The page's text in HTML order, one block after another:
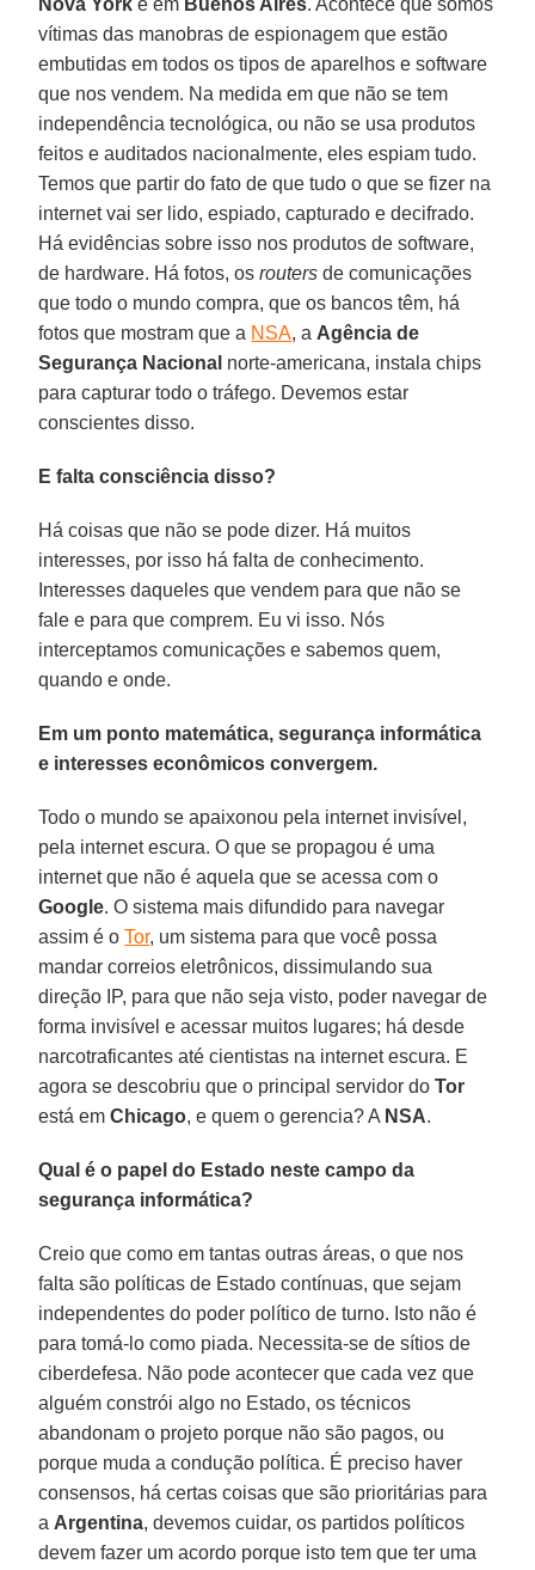
vítimas das manobras de espionagem que estão
embutidas em todos os tipos de aparelhos e software
que nos vendem. Na medida em que não se tem
independência tecnológica, ou não se usa produtos
feitos e auditados nacionalmente, eles espiam tudo.
Temos que partir do fato de que tudo o que se fizer na
internet vai ser lido, espiado, capturado e decifrado.
Há evidências sobre isso nos produtos de software,
de hardware. Há fotos, osrouters de comunicações
que todo o mundo compra, que os bancos têm, há
fotos que mostram que a NSA, a Agência de
Segurança Nacional norte-americana, instala chips
para capturar todo o tráfego. Devemos estar
conscientes disso.
E falta consciência disso?
Há coisas que não se pode dizer. Há muitos
interesses, por isso há falta de conhecimento.
Interesses daqueles que vendem para que não se
fale e para que comprem. Eu vi isso. Nós
interceptamos comunicações e sabemos quem,
quando e onde.
Em um ponto matemática, segurança informática
e interesses econômicos convergem.
Todo o mundo se apaixonou pela internet invisível,
pela internet escura. O que se propagou é uma
internet que não é aquela que se acessa com o
Google. O sistema mais difundido para navegar
assim é oTor, um sistema para que você possa
mandar correios eletrônicos, dissimulando sua
direção IP, para que não seja visto, poder navegar de
forma invisível e acessar muitos lugares; há desde
narcotraficantes até cientistas na internet escura. E
agora se descobriu que o principal servidor doTor
está emChicago, e quem o gerencia? A NSA.
Qual é o papel do Estado neste campo da
segurança informática?
Creio que como em tantas outras áreas, o que nos
falta são políticas de Estado contínuas, que sejam
independentes do poder político de turno. Isto não é
para tomá-lo como piada. Necessita-se de sítios de
ciberdefesa. Não pode acontecer que cada vez que
alguém constrói algo no Estado, os técnicos
abandonam o projeto porque não são pagos, ou
porque muda a condução política. É preciso haver
consensos, há certas coisas que são prioritárias para
a Argentina, devemos cuidar, os partidos políticos
devem fazer um acordo porque isto tem que ter uma